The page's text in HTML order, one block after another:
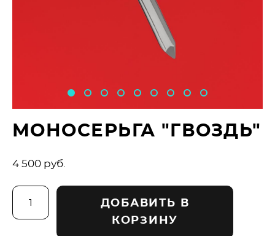
МОНОСЕРЬГА "ГВОЗДЬ"
4 500 pуб.
ДОБАВИТЬ В
КОРЗИНУ